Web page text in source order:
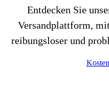
Entdecken Sie
Versandplattform,
reibungsloser und